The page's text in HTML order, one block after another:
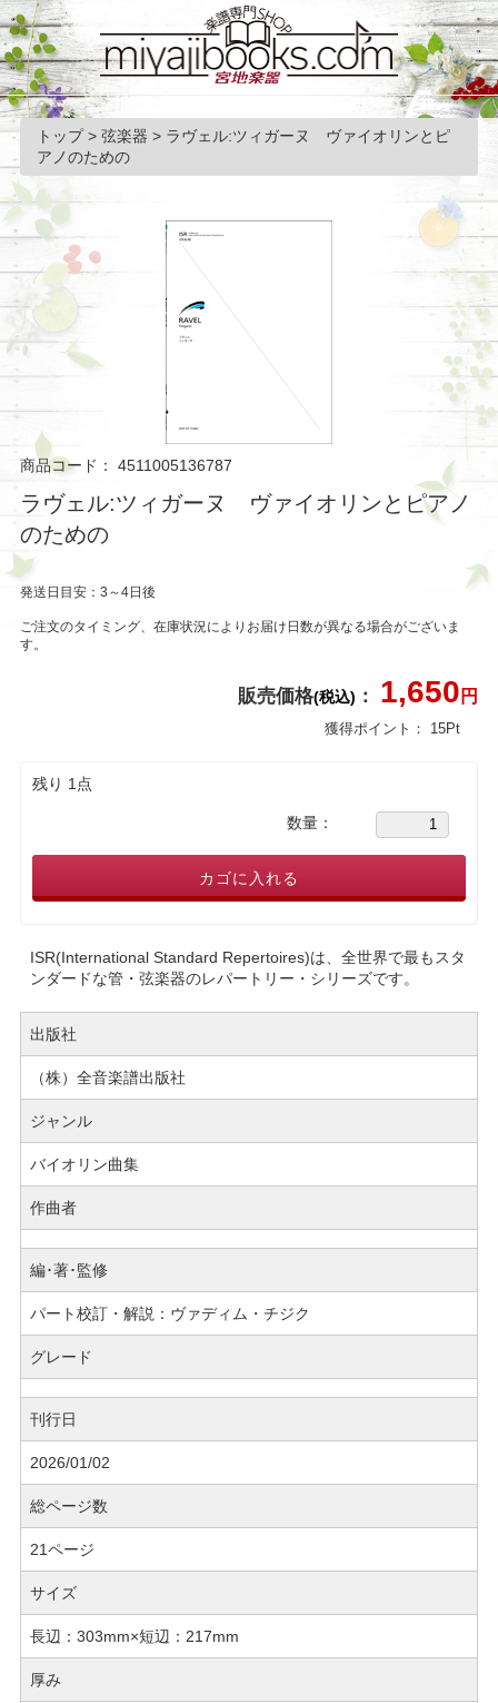
トップ> 弦楽器 > ラヴェル:ツィガーヌ ヴァイオリンとピ
アノのための
商品コード： 4511005136787
ラヴェル:ツィガーヌ ヴァイオリンとピアノ
のための
発送日目安：3～4日後
ご注文のタイミング、在庫状況によりお届け日数が異なる場合がございま
す。
販売価格(税込) ： 1,650 円
獲得ポイント： 15Pt
残り 1点
数量：
カゴに入れる
ISR(International Standard Repertoires)は、全世界で最もスタ
ンダードな管・弦楽器のレパートリー・シリーズです。
出版社
（株）全音楽譜出版社
ジャンル
バイオリン曲集
作曲者
編･著･監修
パート校訂・解説：ヴァディム・チジク
グレード
刊行日
2026/01/02
総ページ数
21ページ
サイズ
長辺：303mm×短辺：217mm
厚み